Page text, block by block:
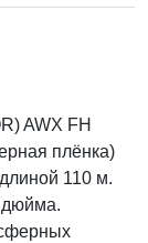
AWX FH
плёнка)
110 м.
дюйма.